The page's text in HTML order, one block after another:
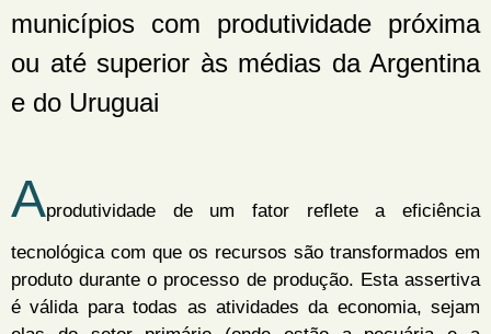
municípios com produtividade próxima
ou até superior às médias da Argentina
e do Uruguai
Aprodutividade de um fator reflete a eficiência
tecnológica com que os recursos são transformados em
produto durante o processo de produção. Esta assertiva
é válida para todas as atividades da economia, sejam